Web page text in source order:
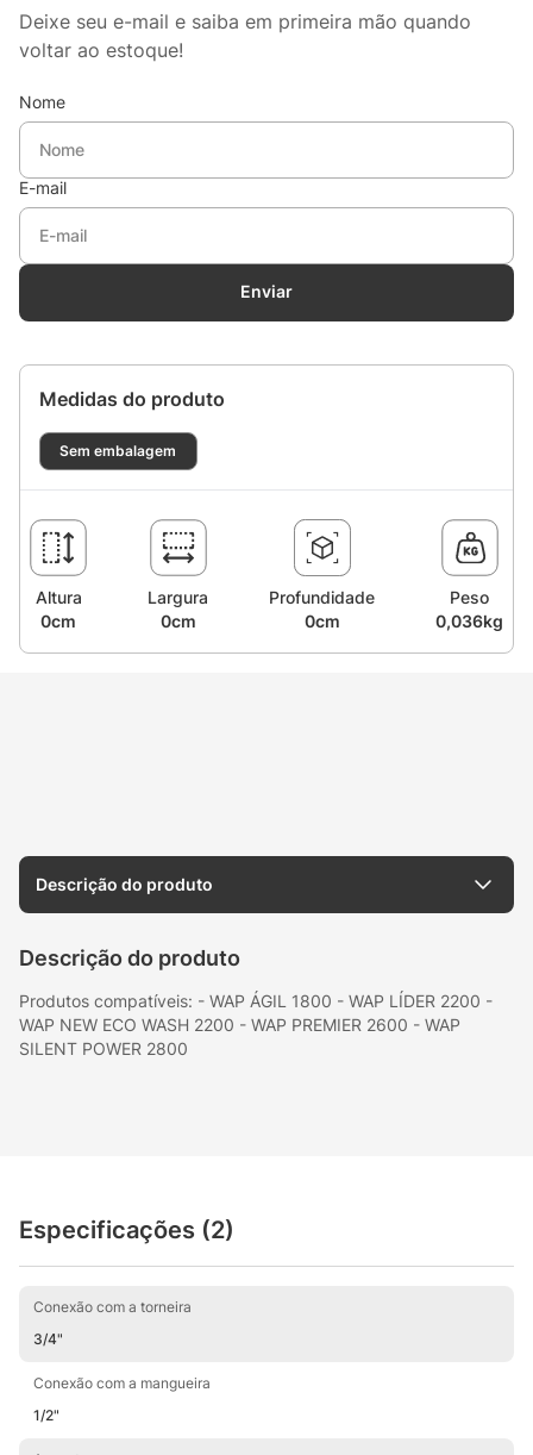
Deixe seu e-mail e saiba em primeira mão quando
voltar ao estoque!
Nome
E-mail
Enviar
Medidas do produto
Sem embalagem
Altura
0cm
Largura
0cm
Profundidade
0cm
Peso
0,036kg
Descrição do produto
Descrição do produto
Produtos compatíveis: - WAP ÁGIL 1800 - WAP LÍDER 2200 -
WAP NEW ECO WASH 2200 - WAP PREMIER 2600 - WAP
SILENT POWER 2800
Especificações (2)
Conexão com a torneira
3/4"
Conexão com a mangueira
1/2"